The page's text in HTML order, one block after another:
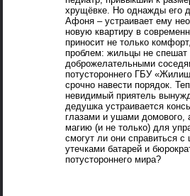
хрущёвке. Но однажды его
Афоня – устраивает ему
новую квартиру в
приносит не только
проблем: жильцы не спешат
доброжелательными
потустороннего ГБУ
срочно навести порядок.
невидимый приятель
дедушка устраивается
глазами и ушами
магию (и не только) для
смогут ли они справиться
утечками батарей и
потустороннего мира?